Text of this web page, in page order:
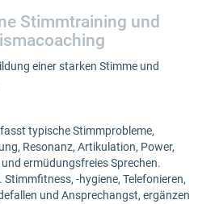
Stimmtraining und
einer starken Stimme und
typische Stimmprobleme,
Resonanz, Artikulation, Power,
ermüdungsfreies Sprechen.
Stimmfitness, -hygiene, Telefonieren,
und Ansprechangst, ergänzen